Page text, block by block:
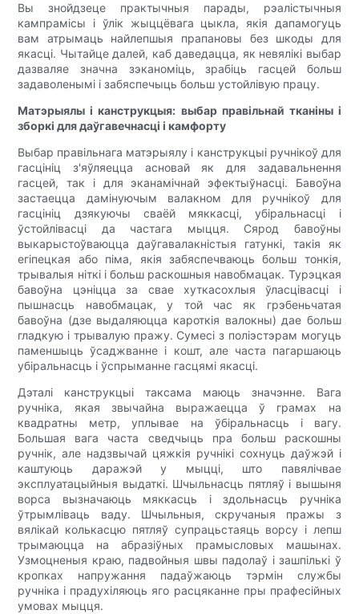
Вы знойдзеце практычныя парады, рэалістычныя
кампрамісы і ўлік жыццёвага цыкла, якія дапамогуць
вам атрымаць найлепшыя прапановы без шкоды для
якасці. Чытайце далей, каб даведацца, як невялікі выбар
дазваляе значна зэканоміць, зрабіць гасцей больш
задаволенымі і забяспечыць больш устойлівую працу.
Матэрыялы і канструкцыя: выбар правільнай тканіны і
зборкі для даўгавечнасці і камфорту
Выбар правільнага матэрыялу і канструкцыі ручнікоў для
гасцініц з'яўляецца асновай як для задавальнення
гасцей, так і для эканамічнай эфектыўнасці. Бавоўна
застаецца дамінуючым валакном для ручнікоў для
гасцініц дзякуючы сваёй мяккасці, убіральнасці і
ўстойлівасці да частага мыцця. Сярод бавоўны
выкарыстоўваюцца даўгавалакністыя гатункі, такія як
егіпецкая або піма, якія забяспечваюць больш тонкія,
трывалыя ніткі і больш раскошныя навобмацак. Турэцкая
бавоўна цэніцца за свае хуткасохлыя ўласцівасці і
пышнасць навобмацак, у той час як грэбеньчатая
бавоўна (дзе выдаляюцца кароткія валокны) дае больш
гладкую і трывалую пражу. Сумесі з поліэстэрам могуць
паменшыць ўсаджванне і кошт, але часта пагаршаюць
убіральнасць і ўспрыманне гасцямі якасці.
Дэталі канструкцыі таксама маюць значэнне. Вага
ручніка, якая звычайна выражаецца ў грамах на
квадратны метр, уплывае на ўбіральнасць і вагу.
Большая вага часта сведчыць пра больш раскошны
ручнік, але надзвычай цяжкія ручнікі сохнуць даўжэй і
каштуюць даражэй у мыцці, што павялічвае
эксплуатацыйныя выдаткі. Шчыльнасць пятляў і вышыня
ворса вызначаюць мяккасць і здольнасць ручніка
ўтрымліваць ваду. Шчыльныя, скручаныя пражы з
вялікай колькасцю пятляў супрацьстаяць ворсу і лепш
трымаюцца на абразіўных прамысловых машынах.
Узмоцненыя краю, падвойныя швы падолаў і зашпількі ў
кропках напружання падаўжаюць тэрмін службы
ручніка і прадухіляюць яго расцяканне пры прафесійных
умовах мыцця.